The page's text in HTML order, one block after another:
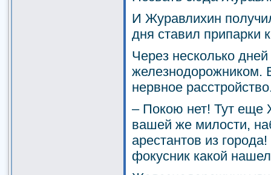
И Журавлихин
дня ставил припарки
Через несколько дней
железнодорожником.
нервное
– Покою нет! Тут еще
вашей же милости,
арестантов из
фокусник какой